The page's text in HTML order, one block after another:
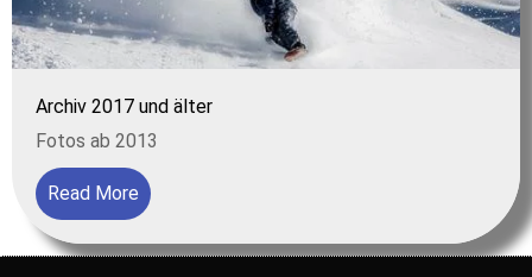
Archiv 2017 und älter
Fotos ab 2013
Read More